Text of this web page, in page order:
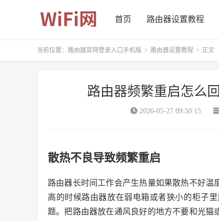
首页 路由器设置教程
当前位置： 路由器官网登录入口手机版 > 路由器设置教程 > 正文
路由器频繁重启怎么
2026-05-27 09:50:15
散热不良导致频繁重启
路由器长时间工作会产生热量如果散热不好
高的时候路由器放在弱电箱或者狭小的柜子
题。把路由器放在通风良好的地方不要和光